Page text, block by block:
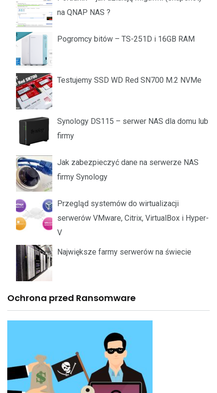
na QNAP NAS ?
Pogromcy bitów – TS-251D i 16GB RAM
Testujemy SSD WD Red SN700 M.2 NVMe
Synology DS115 – serwer NAS dla domu lub
firmy
Jak zabezpieczyć dane na serwerze NAS
firmy Synology
Przegląd systemów do wirtualizacji
serwerów VMware, Citrix, VirtualBox i Hyper-
V
Największe farmy serwerów na świecie
Ochrona przed Ransomware